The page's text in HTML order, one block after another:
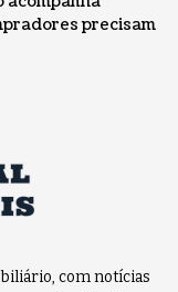
precisam
com notícias